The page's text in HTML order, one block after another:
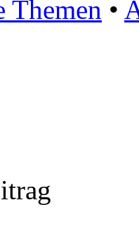
Themen •